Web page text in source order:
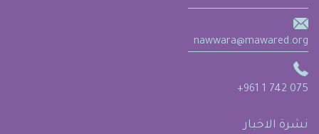
nawwara@mawared.org
+961 1 742 075
نشرة الاخبار